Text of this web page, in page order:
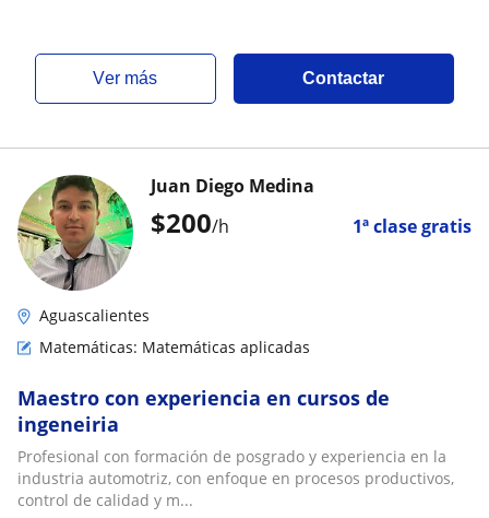
ver más Contactar
$200/h 1ª clase gratis
Juan Diego Medina
Aguascalientes
Matemáticas: Matemáticas aplicadas
Maestro con experiencia en cursos de
ingeneiria
Profesional con formación de posgrado y experiencia en la
industria automotriz, con enfoque en procesos productivos,
control de calidad y m...